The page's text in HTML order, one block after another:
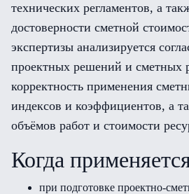
технических регламентов, а
достоверности сметной
экспертизы анализируется
проектных решений и сметных
корректность применения
индексов и коэффициентов, а
объёмов работ и стоимости
Когда
при подготовке проектно-